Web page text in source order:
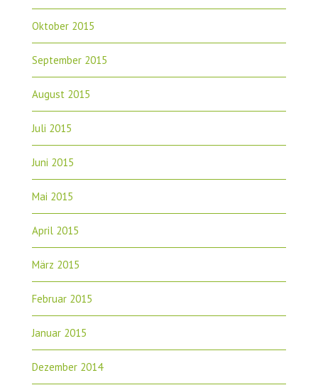
Oktober 2015
September 2015
August 2015
Juli 2015
Juni 2015
Mai 2015
April 2015
März 2015
Februar 2015
Januar 2015
Dezember 2014